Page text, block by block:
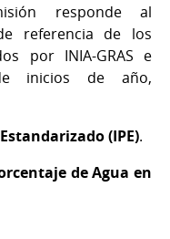
responde al
referencia de los
por INIA-GRAS e
inicios de año,
(IPE).
de Agua en